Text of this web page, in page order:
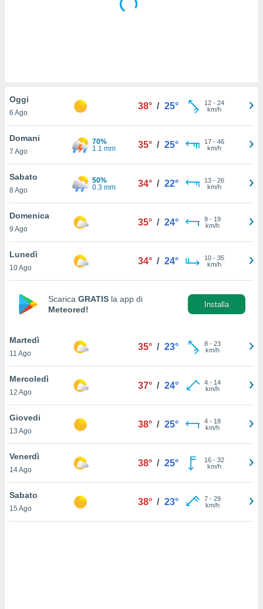
al sito
nostri
ci
di
un
la
di esso.
nella
cookie
il tuo
in
web.
Oggi
6 Ago
38° / 25° 12- 24
km/h
Domani
7 Ago
70%
1.1 mm
35° / 25° 17- 46
km/h
Sabato
8 Ago
50%
0.3 mm
34° / 22° 13- 26
km/h
Domenica
9 Ago
35° / 24° 9- 19
km/h
Lunedì
10 Ago
34° / 24° 10- 35
km/h
Scarica GRATIS la app di
Meteored!
Installa
Martedì
11 Ago
35° / 23° 8- 23
km/h
Mercoledì
12 Ago
37° / 24° 4- 14
km/h
Giovedi
13 Ago
38° / 25° 4- 18
km/h
Venerdì
14 Ago
38° / 25° 16- 32
km/h
Sabato
15 Ago
38° / 23° 7- 29
km/h